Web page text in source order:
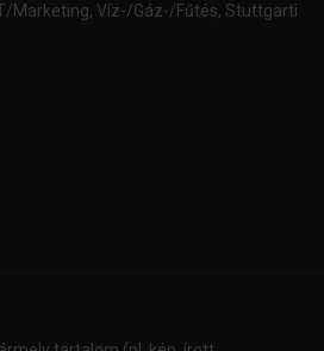
Marketing, Víz-/Gáz-/Fűtés, Stuttgarti